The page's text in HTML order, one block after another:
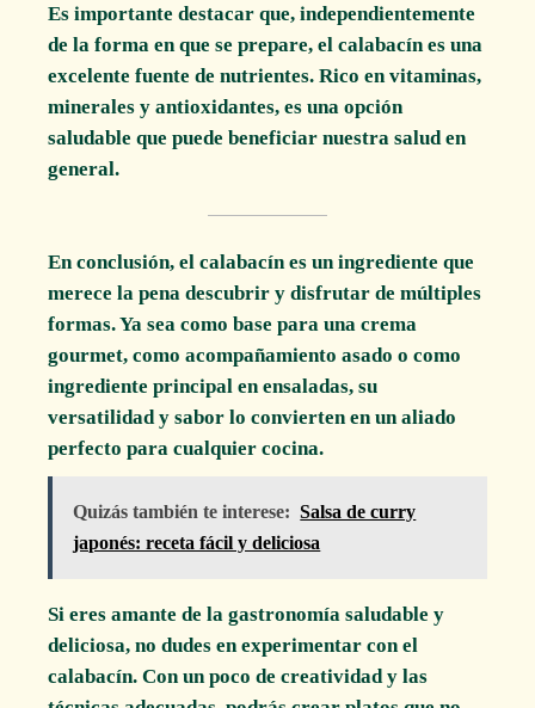
Es importante destacar que, independientemente
de la forma en que se prepare, el calabacín es una
excelente fuente de nutrientes. Rico en vitaminas,
minerales y antioxidantes, es una opción
saludable que puede beneficiar nuestra salud en
general.
En conclusión, el calabacín es un ingrediente que
merece la pena descubrir y disfrutar de múltiples
formas. Ya sea como base para una crema
gourmet, como acompañamiento asado o como
ingrediente principal en ensaladas, su
versatilidad y sabor lo convierten en un aliado
perfecto para cualquier cocina.
Quizás también te interese: Salsa de curry
japonés: receta fácil y deliciosa
Si eres amante de la gastronomía saludable y
deliciosa, no dudes en experimentar con el
calabacín. Con un poco de creatividad y las